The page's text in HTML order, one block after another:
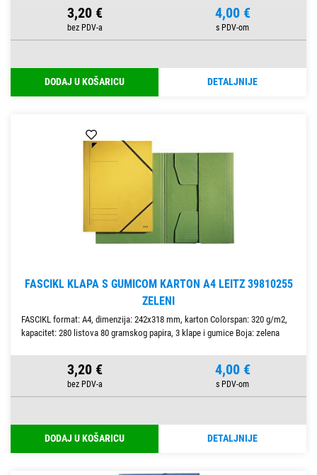
3,20 € 4,00 €
DODAJ U KOŠARICU DETALJNIJE
FASCIKL KLAPA S GUMICOM KARTON A4 LEITZ 39810255
ZELENI
FASCIKL format: A4, dimenzija: 242x318 mm, karton Colorspan: 320 g/m2,
kapacitet: 280 listova 80 gramskog papira, 3 klape i gumice Boja: zelena
3,20 € 4,00 €
DODAJ U KOŠARICU DETALJNIJE